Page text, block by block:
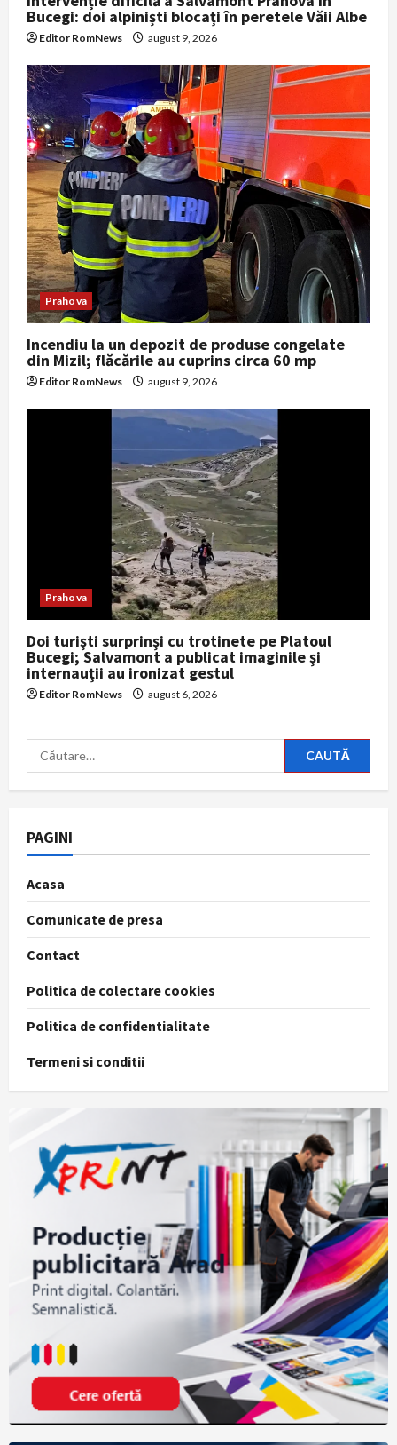
Bucegi: doi alpiniști blocați în peretele Văii Albe
Editor RomNews august 9, 2026
Prahova
Incendiu la un depozit de produse congelate
din Mizil; flăcările au cuprins circa 60 mp
Editor RomNews august 9, 2026
Prahova
Doi turiști surprinși cu trotinete pe Platoul
Bucegi; Salvamont a publicat imaginile și
internauții au ironizat gestul
Editor RomNews august 6, 2026
Caută
după:
PAGINI
Acasa
Comunicate de presa
Contact
Politica de colectare cookies
Politica de confidentialitate
Termeni si conditii